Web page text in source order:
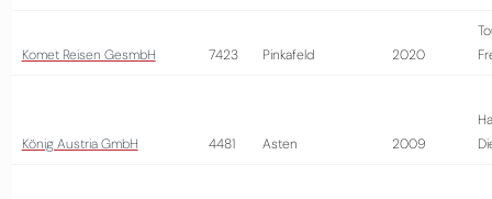
Komet Reisen GesmbH 7423 Pinkafeld 2020
König Austria GmbH 4481 Asten 2009